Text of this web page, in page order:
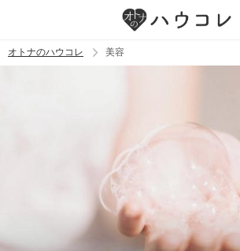
デリケートゾーン
オトナのハウコレ 美容